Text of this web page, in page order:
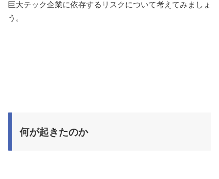
巨大テック企業に依存するリスクについて考えてみましょ
う。
何が起きたのか